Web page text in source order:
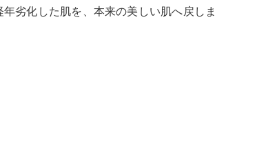
劣化した肌を、本来の美しい肌へ戻しま